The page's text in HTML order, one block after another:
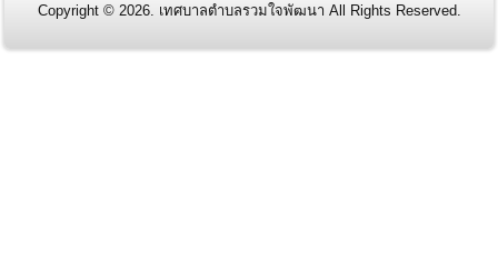
Copyright © 2026. เทศบาลตำบลรวมใจพัฒนา All Rights Reserved.